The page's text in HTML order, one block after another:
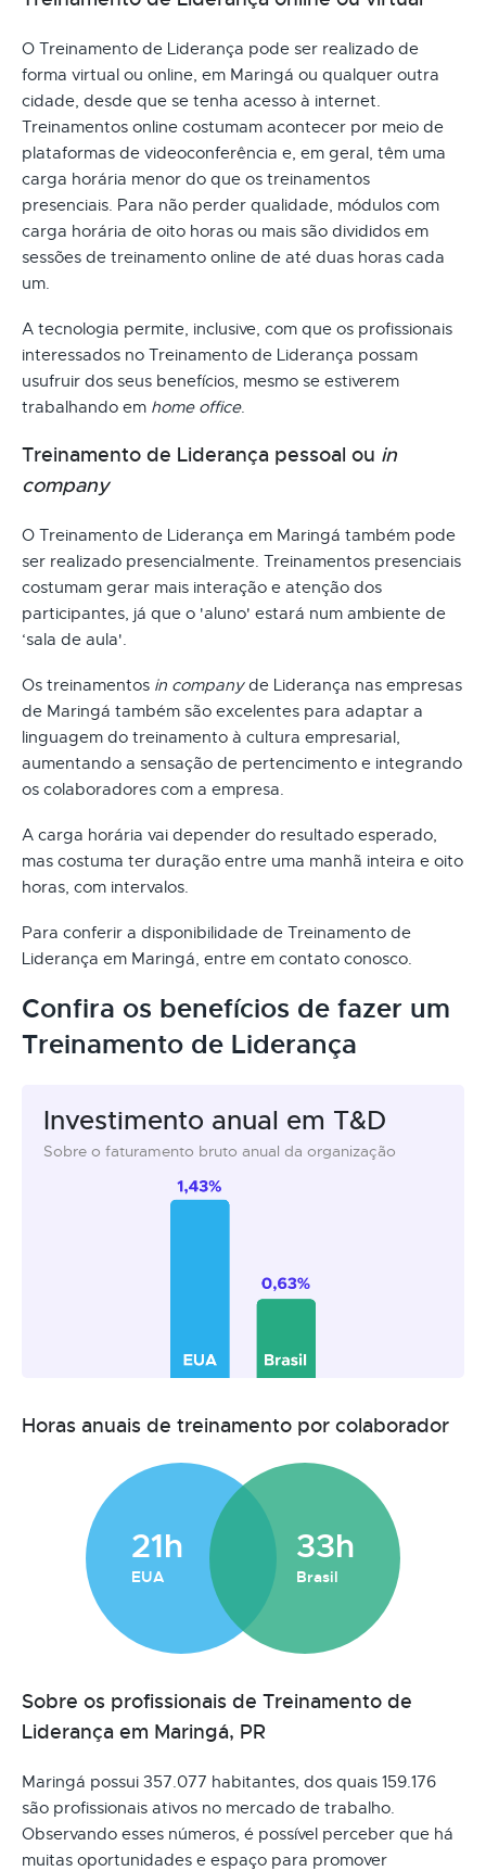
O Treinamento de Liderança pode ser realizado de
forma virtual ou online, em Maringá ou qualquer outra
cidade, desde que se tenha acesso à internet.
Treinamentos online costumam acontecer por meio de
plataformas de videoconferência e, em geral, têm uma
carga horária menor do que os treinamentos
presenciais. Para não perder qualidade, módulos com
carga horária de oito horas ou mais são divididos em
sessões de treinamento online de até duas horas cada
um.
A tecnologia permite, inclusive, com que os profissionais
interessados no Treinamento de Liderança possam
usufruir dos seus benefícios, mesmo se estiverem
trabalhando em home office.
Treinamento de Liderança pessoal ou in
company
O Treinamento de Liderança em Maringá também pode
ser realizado presencialmente. Treinamentos presenciais
costumam gerar mais interação e atenção dos
participantes, já que o 'aluno' estará num ambiente de
‘sala de aula'.
Os treinamentos in companyde Liderança nas empresas
de Maringá também são excelentes para adaptar a
linguagem do treinamento à cultura empresarial,
aumentando a sensação de pertencimento e integrando
os colaboradores com a empresa.
A carga horária vai depender do resultado esperado,
mas costuma ter duração entre uma manhã inteira e oito
horas, com intervalos.
Para conferir a disponibilidade de Treinamento de
Liderança em Maringá, entre em contato conosco.
Confira os benefícios de fazer um
Treinamento de Liderança
Investimento anual em T&D
Sobre o faturamento bruto anual da organização
Horas anuais de treinamento por colaborador
21h
EUA
33h
Brasil
Sobre os profissionais de Treinamento de
Liderança em Maringá, PR
Maringá possui 357.077 habitantes, dos quais 159.176
são profissionais ativos no mercado de trabalho.
Observando esses números, é possível perceber que há
muitas oportunidades e espaço para promover